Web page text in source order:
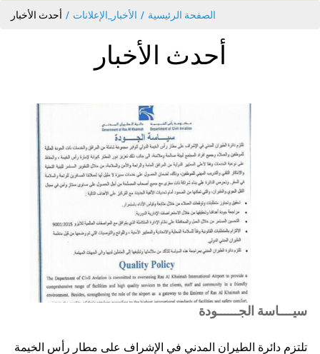
الصفحة الرئيسية الأخبار_الإعلانات أحدث الأخبار
أحدث الأخبار
سيــــاسة الجــــــودة
تلتزم دائرة الطيران المدني في الإشراف على مطار رأس الخيمة